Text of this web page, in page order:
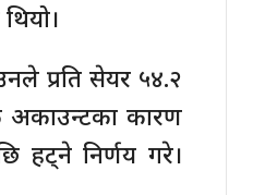
प्रति सेयर ५४.२
अकाउन्टका कारण
हट्ने निर्णय गरे।